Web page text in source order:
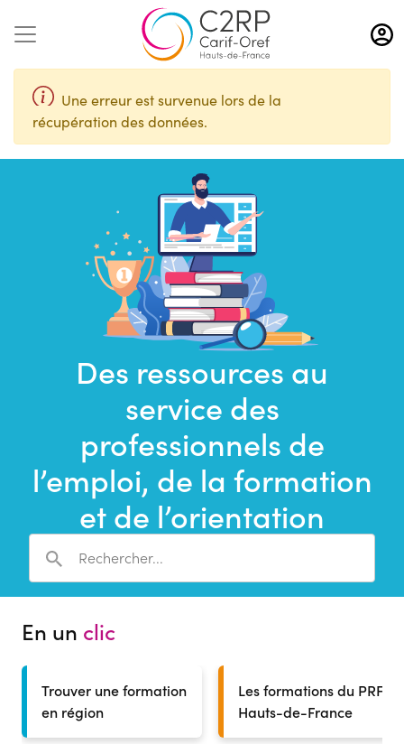
Aller
au
contenu
Une erreur est survenue lors de la
récupération des données.
Des ressources au
service des
professionnels de
l’emploi, de la formation
et de l’orientation
Saisir
une
recherche
En un clic
Trouver une formation
en région
Les formations du PRF
Hauts-de-France